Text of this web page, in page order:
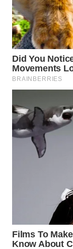
PURWAKARTA
WN
PRIANGAN
TIMUR
WN
SEMARANG
WN
SOLO
WN
WN
SURABAYA